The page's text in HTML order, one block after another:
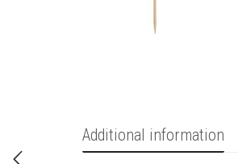
Additional information